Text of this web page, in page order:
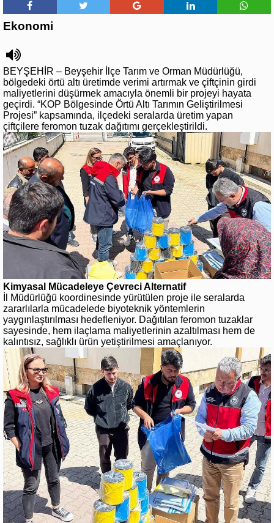
Ekonomi
BEYŞEHİR – Beyşehir İlçe Tarım ve Orman Müdürlüğü,
bölgedeki örtü altı üretimde verimi artırmak ve çiftçinin girdi
maliyetlerini düşürmek amacıyla önemli bir projeyi hayata
geçirdi. “KOP Bölgesinde Örtü Altı Tarımın Geliştirilmesi
Projesi” kapsamında, ilçedeki seralarda üretim yapan
çiftçilere feromon tuzak dağıtımı gerçekleştirildi.
Kimyasal Mücadeleye Çevreci Alternatif
İl Müdürlüğü koordinesinde yürütülen proje ile seralarda
zararlılarla mücadelede biyoteknik yöntemlerin
yaygınlaştırılması hedefleniyor. Dağıtılan feromon tuzaklar
sayesinde, hem ilaçlama maliyetlerinin azaltılması hem de
kalıntısız, sağlıklı ürün yetiştirilmesi amaçlanıyor.